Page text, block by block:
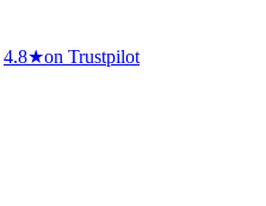
4.8★on Trustpilot